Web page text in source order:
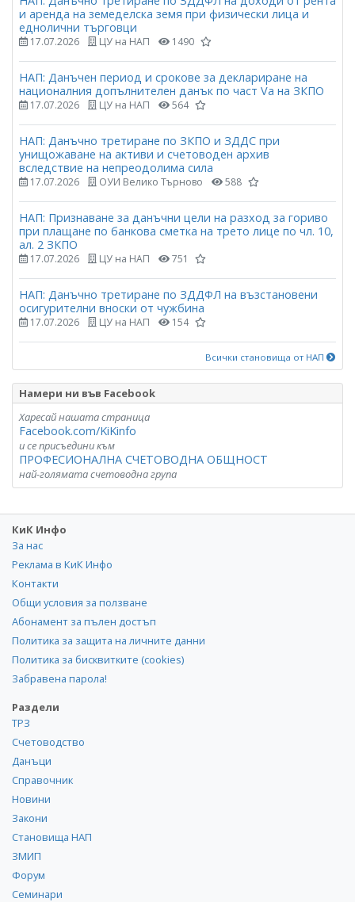
и аренда на земеделска земя при физически лица и
еднолични търговци
17.07.2026 ЦУ на НАП 1490
НАП: Данъчен период и срокове за деклариране на
националния допълнителен данък по част Vа на ЗКПО
17.07.2026 ЦУ на НАП 564
НАП: Данъчно третиране по ЗКПО и ЗДДС при
унищожаване на активи и счетоводен архив
вследствие на непреодолима сила
17.07.2026 ОУИ Велико Търново 588
НАП: Признаване за данъчни цели на разход за гориво
при плащане по банкова сметка на трето лице по чл. 10,
ал. 2 ЗКПО
17.07.2026 ЦУ на НАП 751
НАП: Данъчно третиране по ЗДДФЛ на възстановени
осигурителни вноски от чужбина
17.07.2026 ЦУ на НАП 154
Всички становища от НАП
Намери ни във Facebook
Харесай нашата страница
Facebook.com/KiKinfo
и се присъедини към
ПРОФЕСИОНАЛНА СЧЕТОВОДНА ОБЩНОСТ
най-голямата счетоводна група
КиК Инфо
За нас
Реклама в КиК Инфо
Контакти
Общи условия за ползване
Абонамент за пълен достъп
Политика за защита на личните данни
Политика за бисквитките (cookies)
Забравена парола!
Раздели
ТРЗ
Счетоводство
Данъци
Справочник
Новини
Закони
Становища НАП
ЗМИП
Форум
Семинари